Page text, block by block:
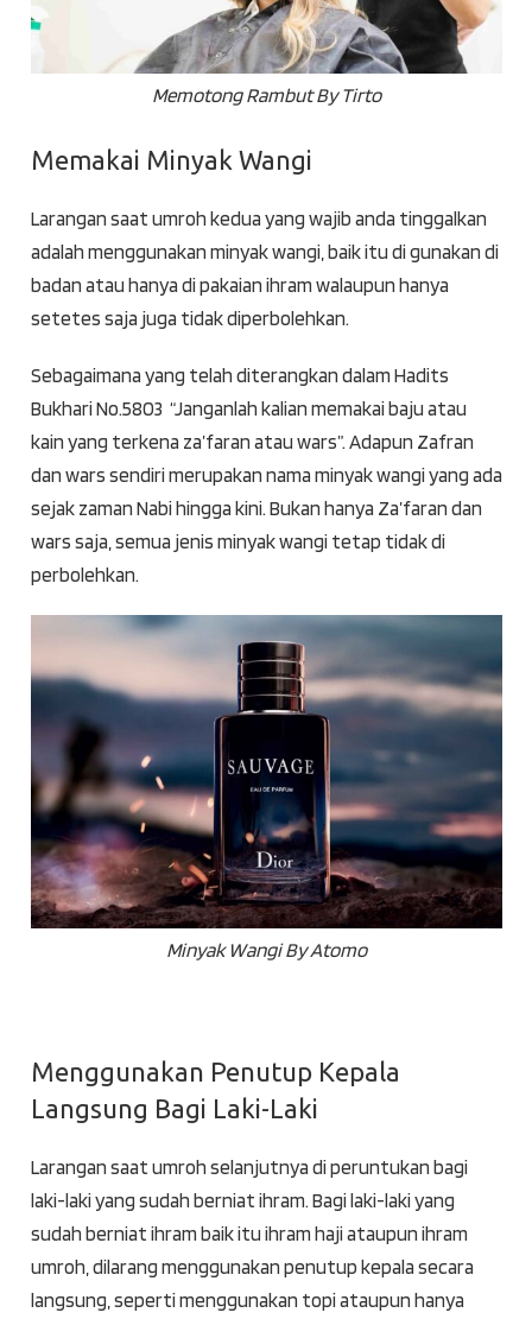
Memotong Rambut By Tirto
Memakai Minyak Wangi
Larangan saat umroh kedua yang wajib anda tinggalkan
adalah menggunakan minyak wangi, baik itu di gunakan di
badan atau hanya di pakaian ihram walaupun hanya
setetes saja juga tidak diperbolehkan.
Sebagaimana yang telah diterangkan dalam Hadits
Bukhari No.5803 “Janganlah kalian memakai baju atau
kain yang terkena za’faran atau wars”. Adapun Zafran
dan wars sendiri merupakan nama minyak wangi yang ada
sejak zaman Nabi hingga kini. Bukan hanya Za’faran dan
wars saja, semua jenis minyak wangi tetap tidak di
perbolehkan.
Minyak Wangi By Atomo
Menggunakan Penutup Kepala
Langsung Bagi Laki-Laki
Larangan saat umroh selanjutnya di peruntukan bagi
laki-laki yang sudah berniat ihram. Bagi laki-laki yang
sudah berniat ihram baik itu ihram haji ataupun ihram
umroh, dilarang menggunakan penutup kepala secara
langsung, seperti menggunakan topi ataupun hanya